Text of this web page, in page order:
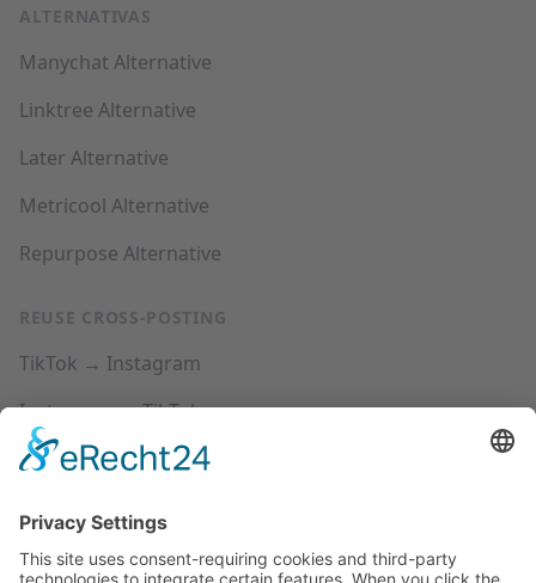
ALTERNATIVAS
Manychat Alternative
Linktree Alternative
Later Alternative
Metricool Alternative
Repurpose Alternative
REUSE CROSS-POSTING
TikTok → Instagram
Instagram → TikTok
YouTube → Instagram
SUPPORT